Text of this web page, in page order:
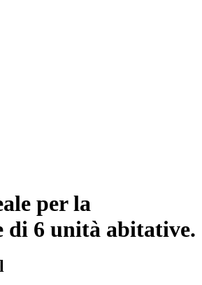
per la
di 6 unità abitative.